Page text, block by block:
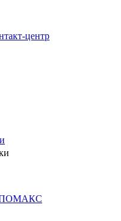
центр